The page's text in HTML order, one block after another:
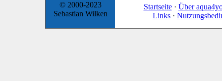
© 2000-2023
Sebastian Wilken
Startseite· Über
Links·